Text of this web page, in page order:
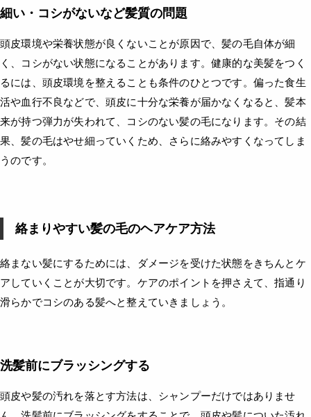
細い・コシがないなど髪質の問題
頭皮環境や栄養状態が良くないことが原因で、髪の毛自体が細
く、コシがない状態になることがあります。健康的な美髪をつく
るには、頭皮環境を整えることも条件のひとつです。偏った食生
活や血行不良などで、頭皮に十分な栄養が届かなくなると、髪本
来が持つ弾力が失われて、コシのない髪の毛になります。その結
果、髪の毛はやせ細っていくため、さらに絡みやすくなってしま
うのです。
絡まりやすい髪の毛のヘアケア方法
絡まない髪にするためには、ダメージを受けた状態をきちんとケ
アしていくことが大切です。ケアのポイントを押さえて、指通り
滑らかでコシのある髪へと整えていきましょう。
洗髪前にブラッシングする
頭皮や髪の汚れを落とす方法は、シャンプーだけではありませ